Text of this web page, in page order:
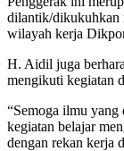
dilantik/dikukuhkan
wilayah kerja
H. Aidil juga
mengikuti kegiatan
“Semoga ilmu yang
kegiatan belajar
dengan rekan kerja